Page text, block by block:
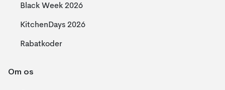
Black Week 2026
KitchenDays 2026
Rabatkoder
Om os